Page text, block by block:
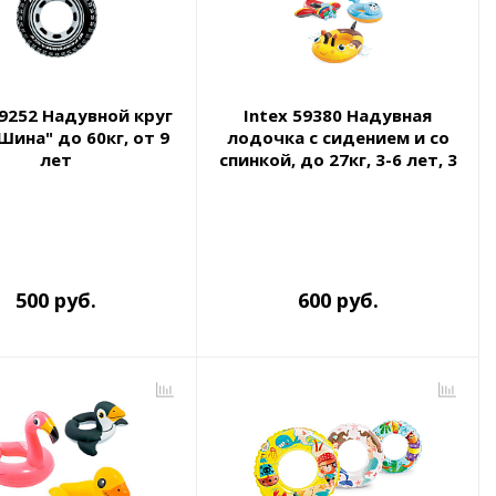
Надувной круг
до 60кг, от 9
лет
500 руб.
Intex 59380 Надувная
лодочка с сидением и со
спинкой, до 27кг, 3-6 лет, 3
600 руб.